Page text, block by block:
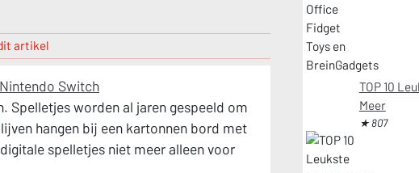
artikel
Switch
Spelletjes worden al jaren gespeeld om
hangen bij een kartonnen bord met
spelletjes niet meer alleen voor
TOP 10
Meer
★ 807